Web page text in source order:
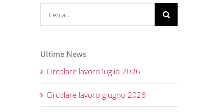
Ultime News
Circolare lavoro luglio 2026
Circolare lavoro giugno 2026